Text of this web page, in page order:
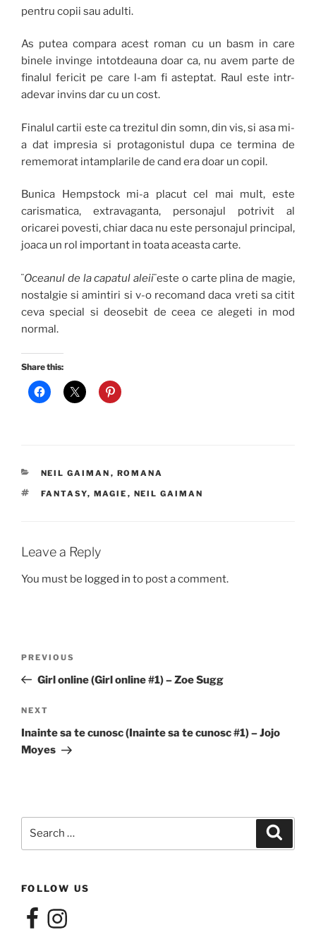
pentru copii sau adulti.
As putea compara acest roman cu un basm in care
binele invinge intotdeauna doar ca, nu avem parte de
finalul fericit pe care l-am fi asteptat. Raul este intr-
adevar invins dar cu un cost.
Finalul cartii este ca trezitul din somn, din vis, si asa mi-
a dat impresia si protagonistul dupa ce termina de
rememorat intamplarile de cand era doar un copil.
Bunica Hempstock mi-a placut cel mai mult, este
carismatica, extravaganta, personajul potrivit al
oricarei povesti, chiar daca nu este personajul principal,
joaca un rol important in toata aceasta carte.
¨Oceanul de la capatul aleii¨este o carte plina de magie,
nostalgie si amintiri si v-o recomand daca vreti sa citit
ceva special si deosebit de ceea ce alegeti in mod
normal.
Share this:
CATEGORIES
NEIL GAIMAN , ROMANA
TAGS
FANTASY, MAGIE , NEIL GAIMAN
Leave a Reply
You must be logged in to post a comment.
Previous
Post
PREVIOUS
Girl online (Girl online #1) – Zoe Sugg
Next
Post
NEXT
Inainte sa te cunosc (Inainte sa te cunosc #1) – Jojo
Moyes
FOLLOW US
FacebookInstagram